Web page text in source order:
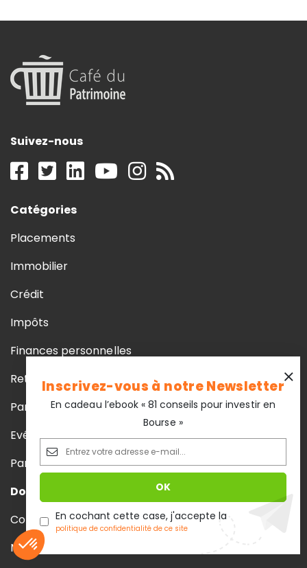
Inscrivez-vous à notre Newsletter
En cadeau l’ebook « 81 conseils pour investir en
Bourse »
En cochant cette case, j'accepte la
politique de confidentialité de ce site
Suivez-nous
Catégories
Placements
Immobilier
Crédit
Impôts
Finances personnelles
Retraite
Parole d’experts
Evénements et partenariats
Parrainage
Dossiers phares
Comparatif assurance vie
Meilleur livret